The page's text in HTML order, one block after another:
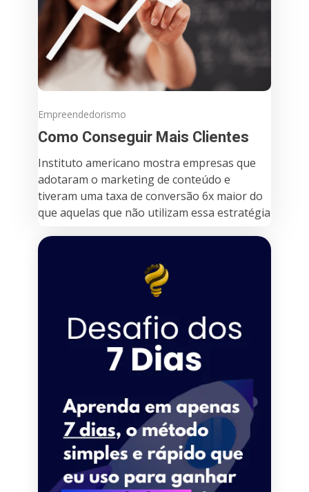
Empreendedorismo
Como Conseguir Mais Clientes
Instituto americano mostra empresas que
adotaram o marketing de conteúdo e
tiveram uma taxa de conversão 6x maior do
que aquelas que não utilizam essa estratégia